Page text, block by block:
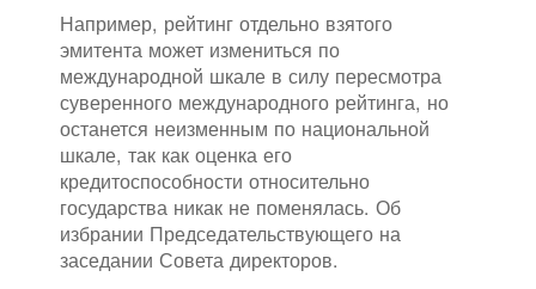
Например, рейтинг отдельно взятого
эмитента может измениться по
международной шкале в силу пересмотра
суверенного международного рейтинга, но
останется неизменным по национальной
шкале, так как оценка его
кредитоспособности относительно
государства никак не поменялась. Об
избрании Председательствующего на
заседании Совета директоров.